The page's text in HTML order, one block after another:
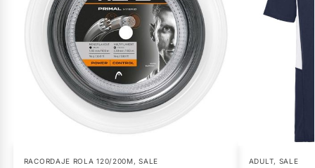
RACORDAJE ROLA 120/200M,SALE ADULT, SALE